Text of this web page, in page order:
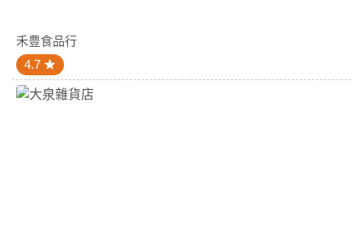
禾豊食品行
4.7